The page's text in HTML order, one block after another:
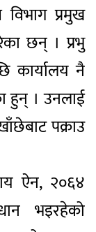
प्रमुख
छन् । प्रभु
कार्यालय नै
हुन् । उनलाई
पक्राउ
ऐन, २०६४
भइरहेको